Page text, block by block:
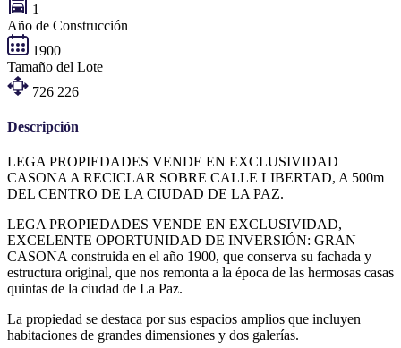
1
Año de Construcción
1900
Tamaño del Lote
726 226
Descripción
LEGA PROPIEDADES VENDE EN EXCLUSIVIDAD
CASONA A RECICLAR SOBRE CALLE LIBERTAD, A 500m
DEL CENTRO DE LA CIUDAD DE LA PAZ.
LEGA PROPIEDADES VENDE EN EXCLUSIVIDAD,
EXCELENTE OPORTUNIDAD DE INVERSIÓN: GRAN
CASONA construida en el año 1900, que conserva su fachada y
estructura original, que nos remonta a la época de las hermosas casas
quintas de la ciudad de La Paz.
La propiedad se destaca por sus espacios amplios que incluyen
habitaciones de grandes dimensiones y dos galerías.